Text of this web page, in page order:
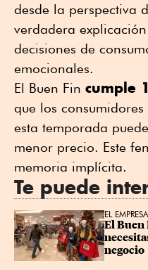
desde la perspectiva
verdadera
decisiones de
emocionales.
El Buen Fin cumple
que los
esta temporada
menor precio. Este
memoria implícita.
Te puede
EL
El Buen
negocio